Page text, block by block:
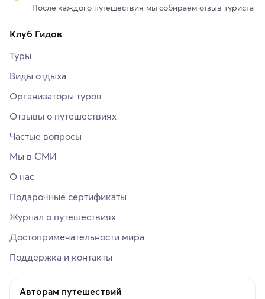
После каждого путешествия мы собираем отзыв туриста
Клуб Гидов
Туры
Виды отдыха
Организаторы туров
Отзывы о путешествиях
Частые вопросы
Мы в СМИ
О нас
Подарочные сертификаты
Журнал о путешествиях
Достопримечательности мира
Поддержка и контакты
Авторам путешествий